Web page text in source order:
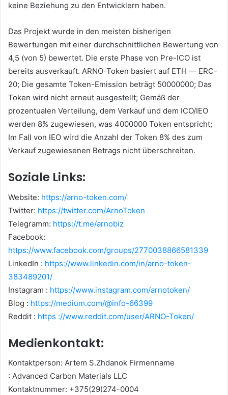
keine Beziehung zu den Entwicklern haben.
Das Projekt wurde in den meisten bisherigen
Bewertungen mit einer durchschnittlichen Bewertung von
4,5 (von 5) bewertet. Die erste Phase von Pre-ICO ist
bereits ausverkauft. ARNO-Token basiert auf ETH — ERC-
20; Die gesamte Token-Emission beträgt 50000000; Das
Token wird nicht erneut ausgestellt; Gemäß der
prozentualen Verteilung, dem Verkauf und dem ICO/IEO
werden 8% zugewiesen, was 4000000 Token entspricht;
Im Fall von IEO wird die Anzahl der Token 8% des zum
Verkauf zugewiesenen Betrags nicht überschreiten.
Soziale Links:
Website: https://arno-token.com/
Twitter: https://twitter.com/ArnoToken
Telegramm: https://t.me/arnobiz
Facebook:
https://www.facebook.com/groups/2770038866581339
LinkedIn : https://www.linkedin.com/in/arno-token-
383489201/
Instagram : https://www.instagram.com/arnotoken/
Blog : https://medium.com/@info-66399
Reddit : https ://www.reddit.com/user/ARNO-Token/
Medienkontakt:
Kontaktperson: Artem S.Zhdanok Firmenname
: Advanced Carbon Materials LLC
Kontaktnummer: +375(29)274-0004